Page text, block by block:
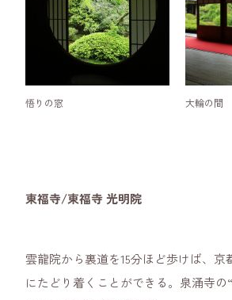
悟りの窓 大輪の間
東福寺/東福寺 光明院
雲龍院から裏道を15分ほど歩けば、京
にたどり着くことができる。泉涌寺の